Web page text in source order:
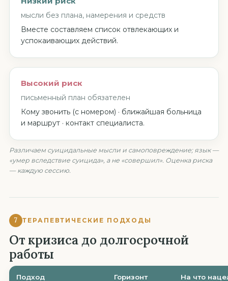
мысли без плана, намерения и средств
Вместе составляем список отвлекающих и
успокаивающих действий.
Высокий риск
письменный план обязателен
Кому звонить (с номером) · ближайшая больница
и маршрут · контакт специалиста.
Различаем суицидальные мысли и самоповреждение; язык —
«умер вследствие суицида», а не «совершил». Оценка риска
— каждую сессию.
7 ТЕРАПЕВТИЧЕСКИЕ ПОДХОДЫ
От кризиса до долгосрочной
работы
Подход Горизонт На что